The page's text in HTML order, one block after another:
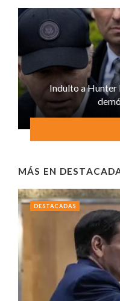
Indulto a Hunter
MÁS EN
DESTACADAS